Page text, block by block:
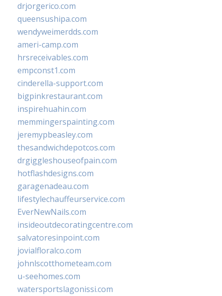
drjorgerico.com
queensushipa.com
wendyweimerdds.com
ameri-camp.com
hrsreceivables.com
empconst1.com
cinderella-support.com
bigpinkrestaurant.com
inspirehuahin.com
memmingerspainting.com
jeremypbeasley.com
thesandwichdepotcos.com
drgiggleshouseofpain.com
hotflashdesigns.com
garagenadeau.com
lifestylechauffeurservice.com
EverNewNails.com
insideoutdecoratingcentre.com
salvatoresinpoint.com
jovialfloralco.com
johnlscotthometeam.com
u-seehomes.com
watersportslagonissi.com